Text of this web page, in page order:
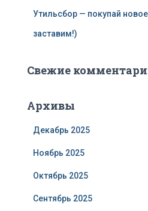
Утильсбор — покупай
заставим!)
Свежие
Архивы
Декабрь 2025
Ноябрь 2025
Октябрь 2025
Сентябрь 2025